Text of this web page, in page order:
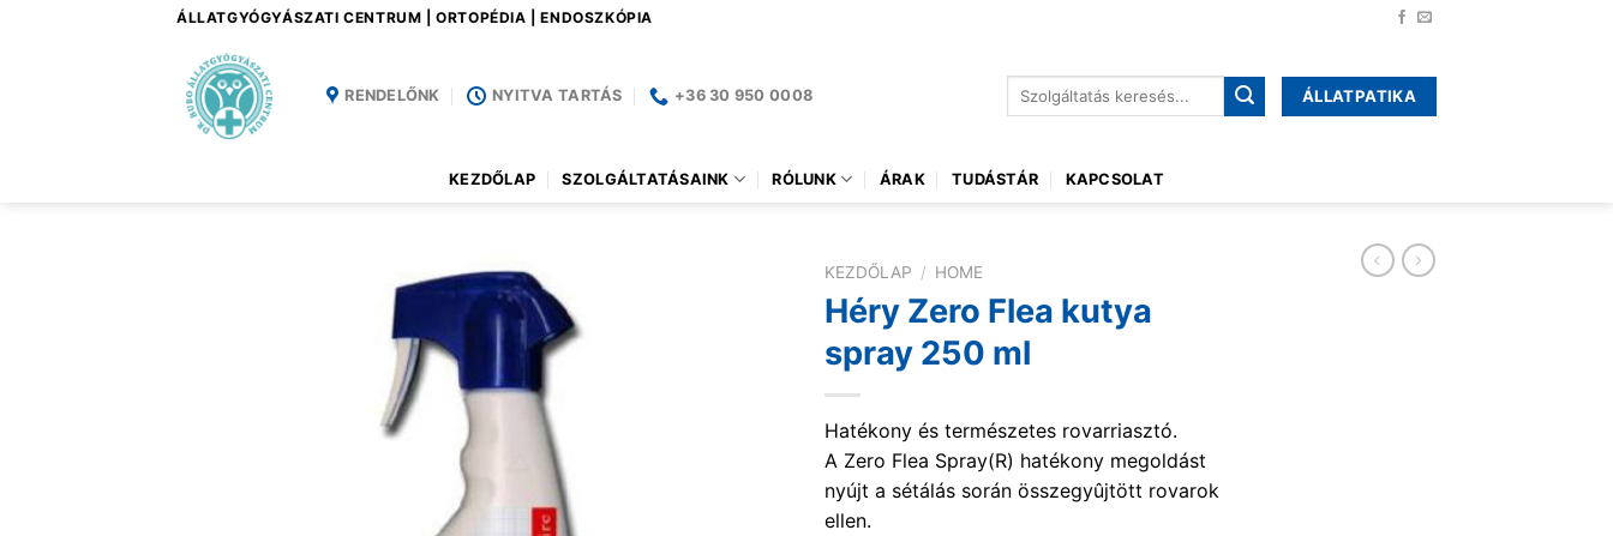
ÁLLATGYÓGYÁSZATI CENTRUM | ORTOPÉDIA | ENDOSZKÓPIA
RENDELŐNK NYITVA TARTÁS +36 30 950 0008
Keresés
ÁLLATPATIKA
KEZDŐLAP SZOLGÁLTATÁSAINK RÓLUNK ÁRAK TUDÁSTÁR KAPCSOLAT
KEZDŐLAP / HOME
Héry Zero Flea kutya
spray 250 ml
Hatékony és természetes rovarriasztó.
A Zero Flea Spray(R) hatékony megoldást
nyújt a sétálás során összegyûjtött rovarok
ellen.